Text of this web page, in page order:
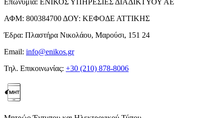
ΑΦΜ: 800384700 ΔΟΥ: ΚΕΦΟΔΕ ΑΤΤΙΚΗΣ
Έδρα: Πλαστήρα Νικολάου, Μαρούσι, 151 24
Email: info@enikos.gr
Τηλ. Επικοινωνίας: +30 (210) 878-8006